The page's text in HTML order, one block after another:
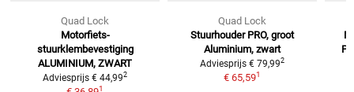
Quad Lock
Motorfiets-
stuurklembevestiging
ALUMINIUM, ZWART
Adviesprijs € 44,992
1
Quad Lock
Stuurhouder PRO, groot
Aluminium, zwart
Adviesprijs € 79,992
€ 65,591